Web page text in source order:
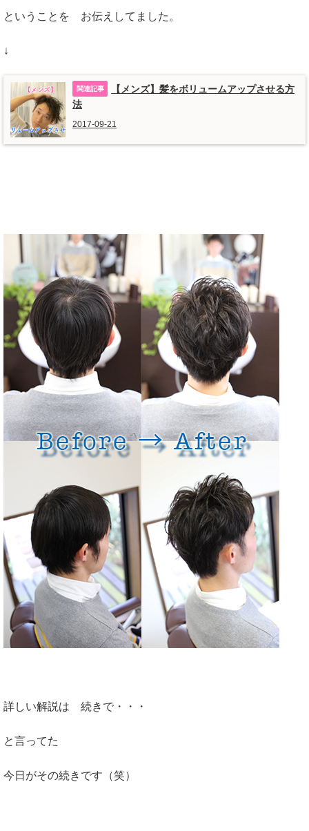
ということを お伝えしてました。
↓
【メンズ】髪をボリュームアップさせる方
法
2017-09-21
詳しい解説は 続きで・・・
と言ってた
今日がその続きです（笑）